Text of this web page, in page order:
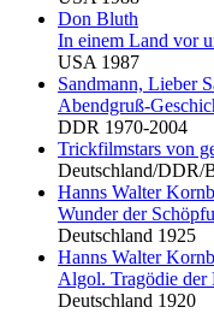
Don Bluth
In einem Land vor
USA 1987
Sandmann, Lieber
Abendgruß-
DDR 1970-2004
Trickfilmstars von
Deutschland/DDR/
Hanns Walter
Wunder der
Deutschland 1925
Hanns Walter
Algol. Tragödie der
Deutschland 1920